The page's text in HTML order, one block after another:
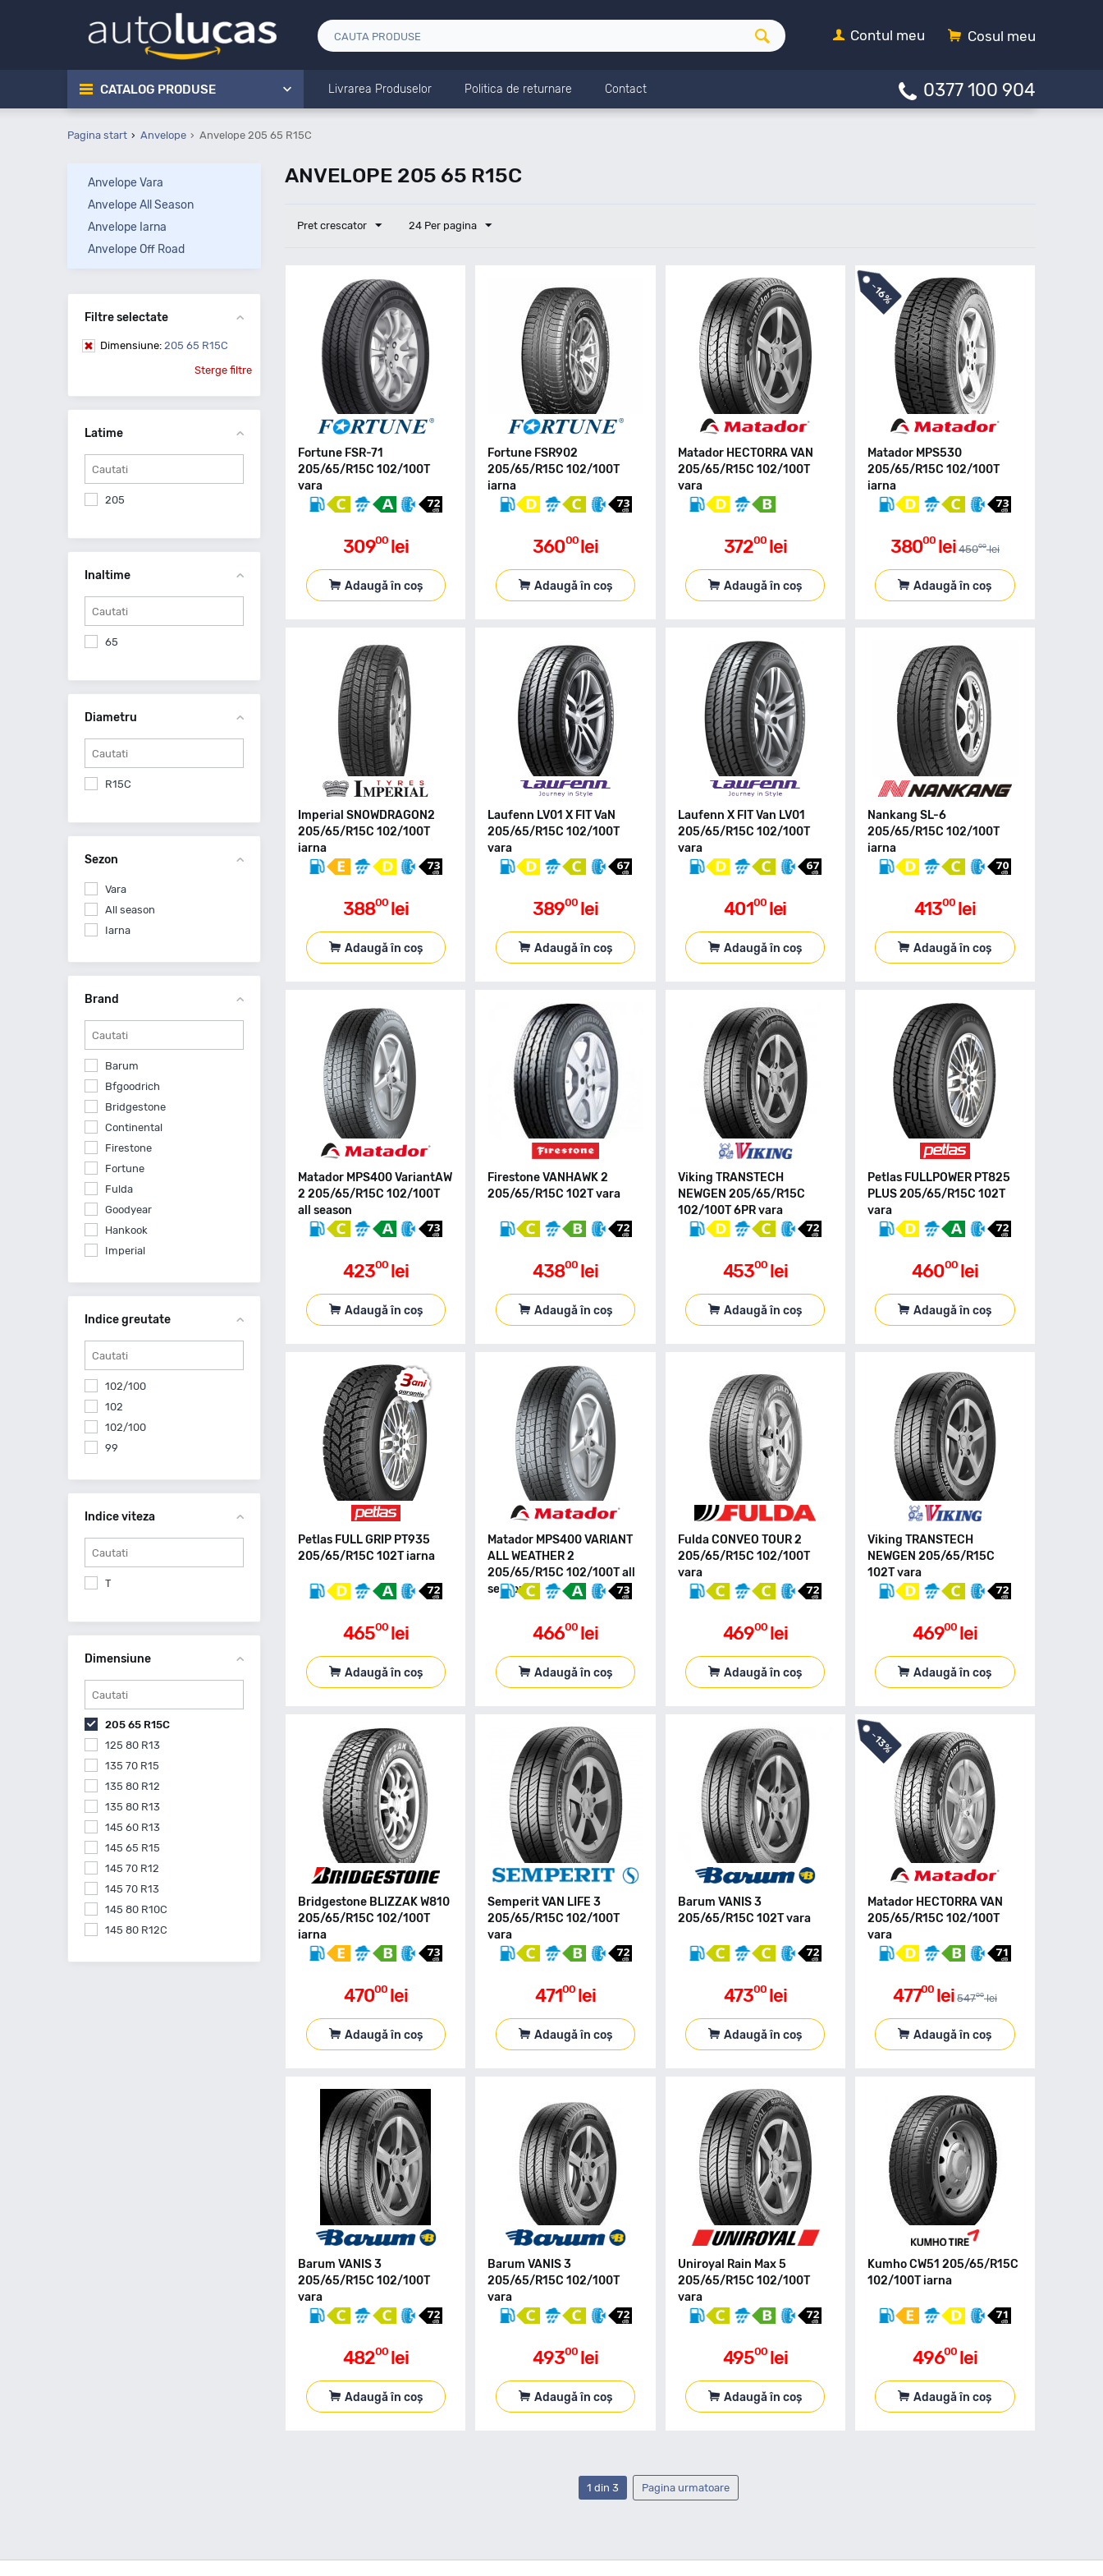
Cosul meu
Contul meu
CATALOG PRODUSE Livrarea Produselor Politica de returnare Contact 0377 100 904
Pagina start Anvelope Anvelope 205 65 R15C
ANVELOPE 205 65 R15C
Pret crescator 24 Per pagina
Fortune FSR-71
205/65/R15C 102/100T
vara
30900 lei
Adaugă în coș
Fortune FSR902
205/65/R15C 102/100T
iarna
36000 lei
Adaugă în coș
Matador HECTORRA VAN
205/65/R15C 102/100T
vara
37200 lei
Adaugă în coș
-16%
Matador MPS530
205/65/R15C 102/100T
iarna
38000 lei 45000 lei
Adaugă în coș
Imperial SNOWDRAGON2
205/65/R15C 102/100T
iarna
38800 lei
Adaugă în coș
Laufenn LV01 X FIT VaN
205/65/R15C 102/100T
vara
38900 lei
Adaugă în coș
Laufenn X FIT Van LV01
205/65/R15C 102/100T
vara
40100 lei
Adaugă în coș
Nankang SL-6
205/65/R15C 102/100T
iarna
41300 lei
Adaugă în coș
Matador MPS400 VariantAW
2 205/65/R15C 102/100T
all season
42300 lei
Adaugă în coș
Firestone VANHAWK 2
205/65/R15C 102T vara
43800 lei
Adaugă în coș
Viking TRANSTECH
NEWGEN 205/65/R15C
102/100T 6PR vara
45300 lei
Adaugă în coș
Petlas FULLPOWER PT825
PLUS 205/65/R15C 102T
vara
46000 lei
Adaugă în coș
Petlas FULL GRIP PT935
205/65/R15C 102T iarna
46500 lei
Adaugă în coș
Matador MPS400 VARIANT
ALL WEATHER 2
205/65/R15C 102/100T all
season
46600 lei
Adaugă în coș
Fulda CONVEO TOUR 2
205/65/R15C 102/100T
vara
46900 lei
Adaugă în coș
Viking TRANSTECH
NEWGEN 205/65/R15C
102T vara
46900 lei
Adaugă în coș
Bridgestone BLIZZAK W810
205/65/R15C 102/100T
iarna
47000 lei
Adaugă în coș
Semperit VAN LIFE 3
205/65/R15C 102/100T
vara
47100 lei
Adaugă în coș
Barum VANIS 3
205/65/R15C 102T vara
47300 lei
Adaugă în coș
-13%
Matador HECTORRA VAN
205/65/R15C 102/100T
vara
47700 lei 54700 lei
Adaugă în coș
Barum VANIS 3
205/65/R15C 102/100T
vara
48200 lei
Adaugă în coș
Barum VANIS 3
205/65/R15C 102/100T
vara
49300 lei
Adaugă în coș
Uniroyal Rain Max 5
205/65/R15C 102/100T
vara
49500 lei
Adaugă în coș
Kumho CW51 205/65/R15C
102/100T iarna
49600 lei
Adaugă în coș
1 din 3 Pagina urmatoare
Anvelope Vara
Anvelope All Season
Anvelope Iarna
Anvelope Off Road
Filtre selectate
Dimensiune: 205 65 R15C
Sterge filtre
Latime
205
Inaltime
65
Diametru
R15C
Sezon
Vara
All season
Iarna
Brand
Barum
Bfgoodrich
Bridgestone
Continental
Firestone
Fortune
Fulda
Goodyear
Hankook
Imperial
Michelin
Nankang
Nokian Tyres
Semperit
Indice greutate
102/100
102
102/100
99
Indice viteza
T
Dimensiune
205 65 R15C
125 80 R13
135 70 R15
135 80 R12
135 80 R13
145 60 R13
145 65 R15
145 70 R12
145 70 R13
145 80 R10C
145 80 R12C